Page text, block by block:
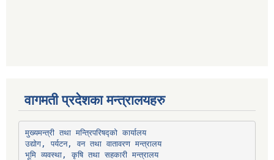
वागमती प्रदेशका मन्त्रालयहरु
मुख्यमन्त्री तथा मन्त्रिपरिषद्को कार्यालय
उद्योग, पर्यटन, वन तथा वातावरण मन्त्रालय
भूमि व्यवस्था, कृषि तथा सहकारी मन्त्रालय